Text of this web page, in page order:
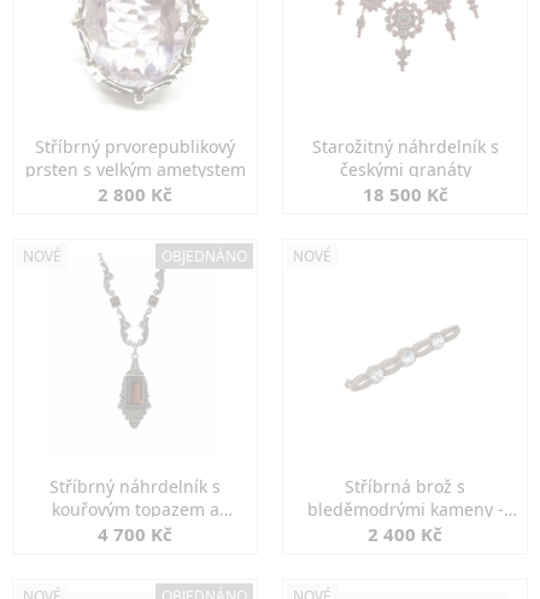
Stříbrný prvorepublikový
prsten s velkým ametystem
2 800 Kč
Starožitný náhrdelník s
českými granáty
18 500 Kč
NOVÉ OBJEDNÁNO
Stříbrný náhrdelník s
kouřovým topazem a
markazity
4 700 Kč
NOVÉ
Stříbrná brož s
bleděmodrými kameny -
jemná elegance
2 400 Kč